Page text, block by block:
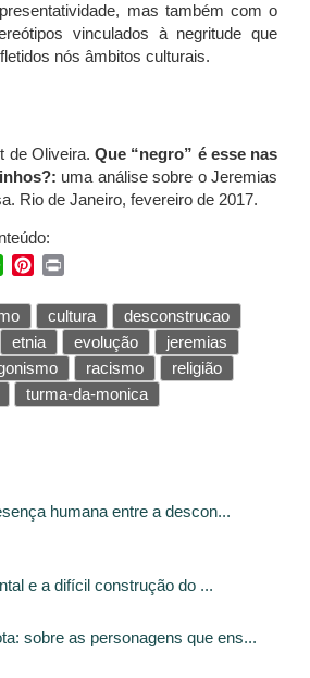
mas também com o
vinculados à negritude que
nós âmbitos culturais.
de Oliveira. Que “negro” é esse nas
uma análise sobre o Jeremias
Rio de Janeiro, fevereiro de 2017.
WhatsApp
Pinterest
cultura
desconstrucao
etnia evolução
jeremias
racismo
religião
turma-da-monica
humana entre a descon...
e a difícil construção do ...
sobre as personagens que ens...